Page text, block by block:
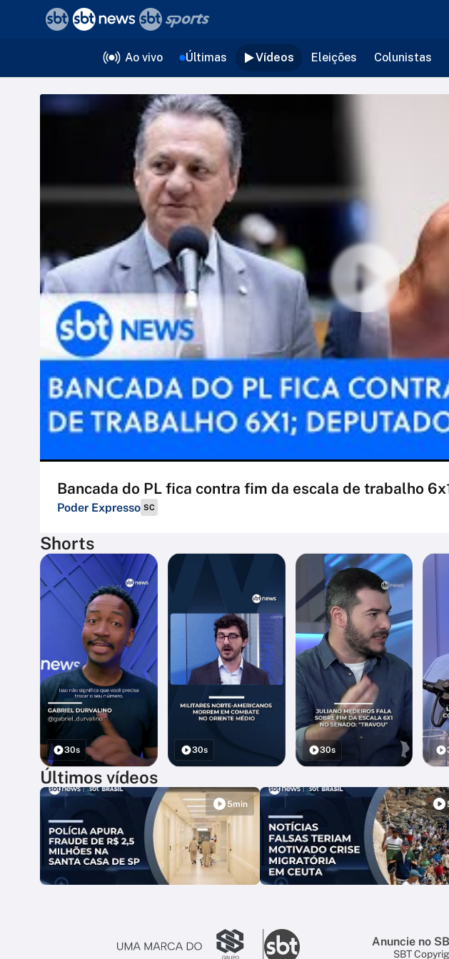
Ao vivo Últimas Vídeos Eleições Colunistas
Bancada do PL fica contra fim da escala de trabalho
Poder Expresso SC
Shorts
30s 30s 30s
Últimos vídeos
5min
Anuncie no
SBT
voltar
Editorias